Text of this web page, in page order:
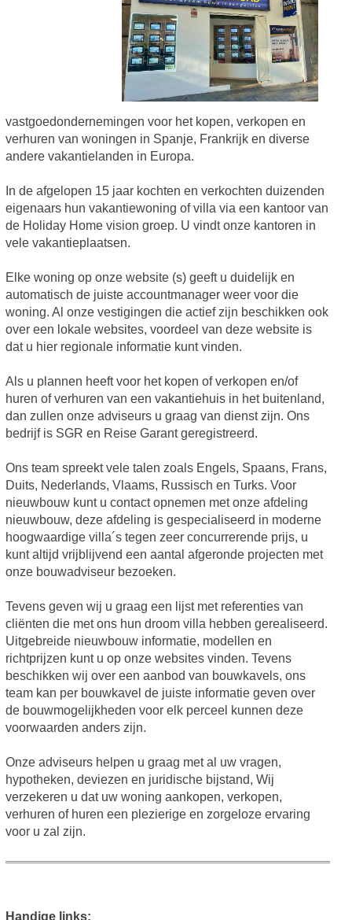
vastgoedondernemingen voor het kopen, verkopen en
verhuren van woningen in Spanje, Frankrijk en diverse
andere vakantielanden in Europa.
In de afgelopen 15 jaar kochten en verkochten duizenden
eigenaars hun vakantiewoning of villa via een kantoor van
de Holiday Home vision groep. U vindt onze kantoren in
vele vakantieplaatsen.
Elke woning op onze website (s) geeft u duidelijk en
automatisch de juiste accountmanager weer voor die
woning. Al onze vestigingen die actief zijn beschikken ook
over een lokale websites, voordeel van deze website is
dat u hier regionale informatie kunt vinden.
Als u plannen heeft voor het kopen of verkopen en/of
huren of verhuren van een vakantiehuis in het buitenland,
dan zullen onze adviseurs u graag van dienst zijn. Ons
bedrijf is SGR en Reise Garant geregistreerd.
Ons team spreekt vele talen zoals Engels, Spaans, Frans,
Duits, Nederlands, Vlaams, Russisch en Turks. Voor
nieuwbouw kunt u contact opnemen met onze afdeling
nieuwbouw, deze afdeling is gespecialiseerd in moderne
hoogwaardige villa´s tegen zeer concurrerende prijs, u
kunt altijd vrijblijvend een aantal afgeronde projecten met
onze bouwadviseur bezoeken.
Tevens geven wij u graag een lijst met referenties van
cliënten die met ons hun droom villa hebben gerealiseerd.
Uitgebreide nieuwbouw informatie, modellen en
richtprijzen kunt u op onze websites vinden. Tevens
beschikken wij over een aanbod van bouwkavels, ons
team kan per bouwkavel de juiste informatie geven over
de bouwmogelijkheden voor elk perceel kunnen deze
voorwaarden anders zijn.
Onze adviseurs helpen u graag met al uw vragen,
hypotheken, deviezen en juridische bijstand, Wij
verzekeren u dat uw woning aankopen, verkopen,
verhuren of huren een plezierige en zorgeloze ervaring
voor u zal zijn.
Handige links: